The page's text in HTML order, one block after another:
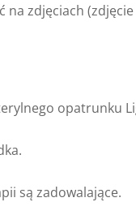
na zdjęciach
opatrunku
są zadowalające.